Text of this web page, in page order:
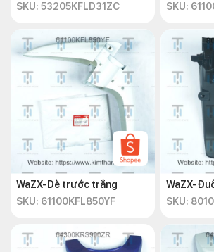
SKU: 53205KFLD31ZC
SKU:
WaZX-Dè trước trắng
SKU: 61100KFL850YF
WaZX-
SKU: